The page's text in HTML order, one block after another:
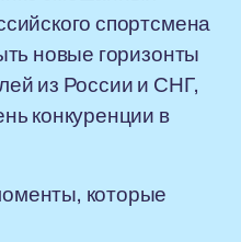
спортсмена
новые горизонты
из России и СНГ,
конкуренции в
которые